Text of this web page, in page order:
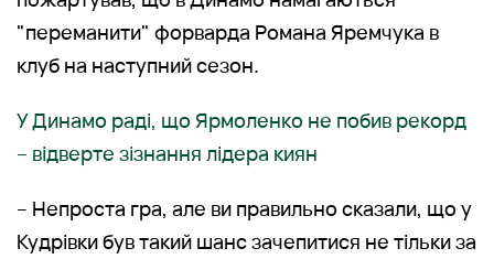
"переманити" форварда Романа Яремчука в
клуб на наступний сезон.
У Динамо раді, що Ярмоленко не побив рекорд
– відверте зізнання лідера киян
– Непроста гра, але ви правильно сказали, що у
Кудрівки був такий шанс зачепитися не тільки за